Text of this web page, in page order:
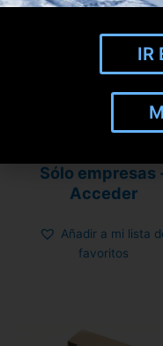
74 disponibles
Placa BMS para
Xiaomi
5.00
Sólo empresas
Acceder
Añadir a mi lista
favoritos
IR